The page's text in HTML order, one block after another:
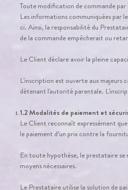
Toute modification de commande
Les informations communiquées par
ci. Ainsi, la responsabilité du
de la commande empêcherait ou
Le Client déclare avoir la pleine
L'inscription est ouverte aux majeurs
détenant l'autorité parentale.
1.2 Modalités de paiement et
Le Client reconnaît expressément
le paiement d’un prix contre la
En toute hypothèse, le prestataire
moyens nécessaires.
Le Prestataire utilise la solution de